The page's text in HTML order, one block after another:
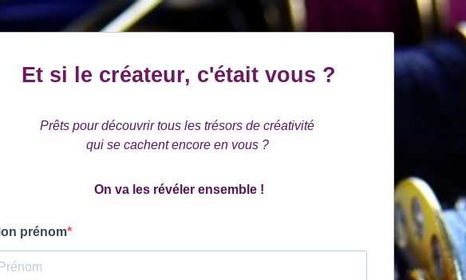
Et si le créateur, c'était vous ?
Prêts pour découvrir tous les trésors de créativité
qui se cachent encore en vous ?
On va les révéler ensemble !
prénom